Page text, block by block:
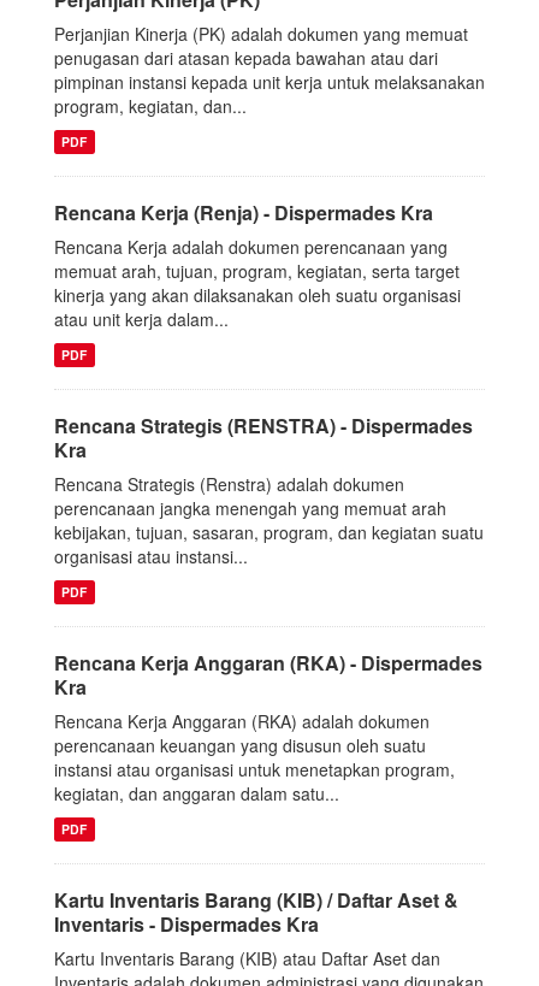
Perjanjian Kinerja (PK) adalah dokumen yang memuat
penugasan dari atasan kepada bawahan atau dari
pimpinan instansi kepada unit kerja untuk melaksanakan
program, kegiatan, dan...
PDF
Rencana Kerja (Renja) - Dispermades Kra
Rencana Kerja adalah dokumen perencanaan yang
memuat arah, tujuan, program, kegiatan, serta target
kinerja yang akan dilaksanakan oleh suatu organisasi
atau unit kerja dalam...
PDF
Rencana Strategis (RENSTRA) - Dispermades
Kra
Rencana Strategis (Renstra) adalah dokumen
perencanaan jangka menengah yang memuat arah
kebijakan, tujuan, sasaran, program, dan kegiatan suatu
organisasi atau instansi...
PDF
Rencana Kerja Anggaran (RKA) - Dispermades
Kra
Rencana Kerja Anggaran (RKA) adalah dokumen
perencanaan keuangan yang disusun oleh suatu
instansi atau organisasi untuk menetapkan program,
kegiatan, dan anggaran dalam satu...
PDF
Kartu Inventaris Barang (KIB) / Daftar Aset &
Inventaris - Dispermades Kra
Kartu Inventaris Barang (KIB) atau Daftar Aset dan